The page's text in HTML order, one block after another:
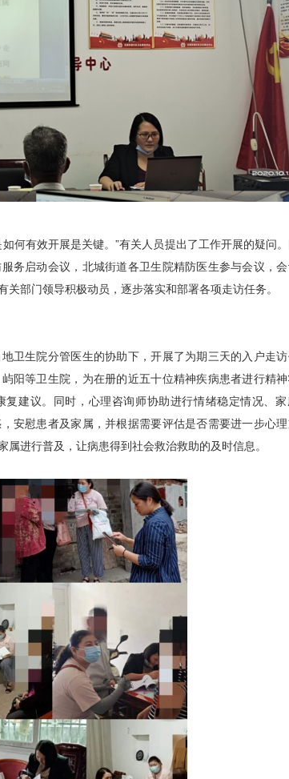
何有效开展是关键。”有关人员提出了工作开展的疑问
务启动会议，北城街道各卫生院精防医生参与会议，
部门领导积极动员，逐步落实和部署各项走访任务。
卫生院分管医生的协助下，开展了为期三天的入户走
阳等卫生院，为在册的近五十位精神疾病患者进行精
建议。同时，心理咨询师协助进行情绪稳定情况、
安慰患者及家属，并根据需要评估是否需要进一步心
进行普及，让病患得到社会救治救助的及时信息。